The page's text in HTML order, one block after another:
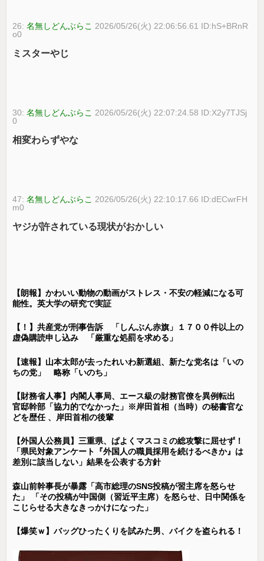
26:名無しどんぶらこ 2026/05/26(火) 22:06:56.61 ID:hS+BRnR
o0
ミスターやじ
30:名無しどんぶらこ 2026/05/26(火) 22:07:24.58 ID:X2y7TJSj
0
相変わらずやな
47:名無しどんぶらこ 2026/05/26(火) 22:10:17.66 ID:dECwrFH
m0
ヤジが許されている現状がおかしい
【朗報】かわいい動物の動画がストレス・不安の軽減になる可
能性。英大学の研究で実証
【！】共産党が刑事告訴 「しんぶん赤旗」１７００件以上の
虚偽購読申し込み 「厳重な処罰を求める」
【速報】山本太郎が去ったれいわ新選組、新たな党名は「いの
ちの党」 略称「いのち」
【財務省人事】内閣人事局、エース級の財務官僚を異例転出
官邸幹部「協力的でなかった」※岸田首相（当時）の秘書官な
どを歴任 、岸田首相の後輩
【外国人公務員】三重県、ぱよくマスコミの総攻撃に屈せず！
「県民対象アンケート『外国人の職員採用を続けるべきか』は
差別に該当しない」結果を公表する方針
森山前幹事長が暴露「高市総理のSNS投稿が習主席を怒らせ
た」 「その投稿が中国側（習近平主席）を怒らせ、日中関係を
こじらせる大きなきっかけになった」
【爆笑ｗ】バッグひったくりを試みた男、バイクを盗られる！